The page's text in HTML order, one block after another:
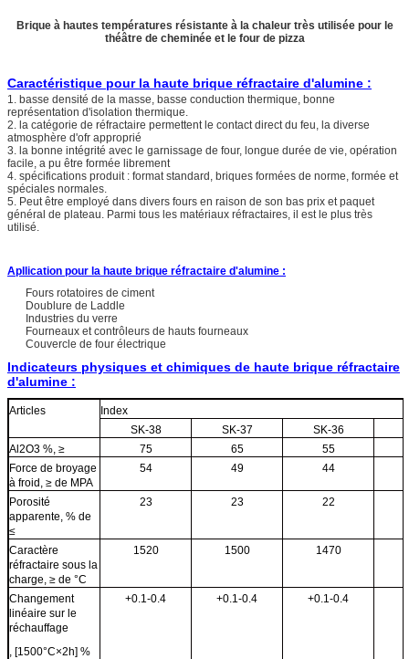
Brique à hautes températures résistante à la chaleur très utilisée pour le
théâtre de cheminée et le four de pizza
Caractéristique pour la haute brique réfractaire d'alumine :
1. basse densité de la masse, basse conduction thermique, bonne
représentation d'isolation thermique.
2. la catégorie de réfractaire permettent le contact direct du feu, la diverse
atmosphère d'ofr approprié
3. la bonne intégrité avec le garnissage de four, longue durée de vie, opération
facile, a pu être formée librement
4. spécifications produit : format standard, briques formées de norme, formée et
spéciales normales.
5. Peut être employé dans divers fours en raison de son bas prix et paquet
général de plateau. Parmi tous les matériaux réfractaires, il est le plus très
utilisé.
Apllication pour la haute brique réfractaire d'alumine :
Fours rotatoires de ciment
Doublure de Laddle
Industries du verre
Fourneaux et contrôleurs de hauts fourneaux
Couvercle de four électrique
Indicateurs physiques et chimiques de haute brique réfractaire
d'alumine :
Articles
Index
SK-38
SK-37
SK-36
Al2O3 %, ≥
75 65
55
Force de broyage
à froid, ≥ de MPA
54 49 44
Porosité
apparente, % de
≤
23 23 22
Caractère
réfractaire sous la
charge, ≥ de °C
1520 1500 1470
Changement
linéaire sur le
réchauffage
, [1500°C×2h] %
+0.1-0.4 +0.1-0.4 +0.1-0.4